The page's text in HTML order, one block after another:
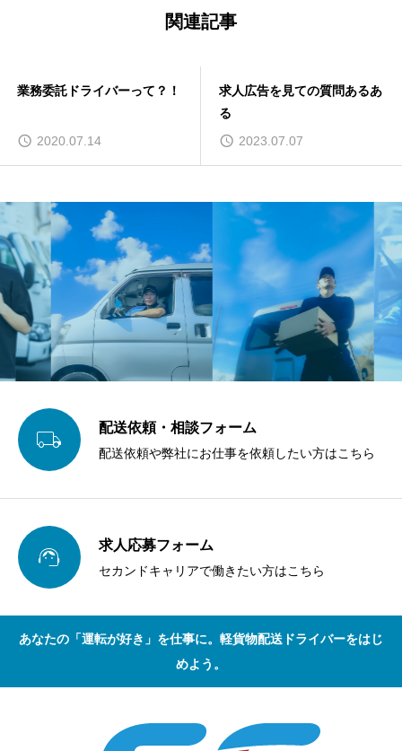
関連記事
業務委託ドライバーって？！
2020.07.14
求人広告を見ての質問あるあ
る
2023.07.07
 配送依頼・相談フォーム
配送依頼や弊社にお仕事を依頼したい方はこちら
 求人応募フォーム
セカンドキャリアで働きたい方はこちら
あなたの「運転が好き」を仕事に。軽貨物配送ドライバーをはじ
めよう。